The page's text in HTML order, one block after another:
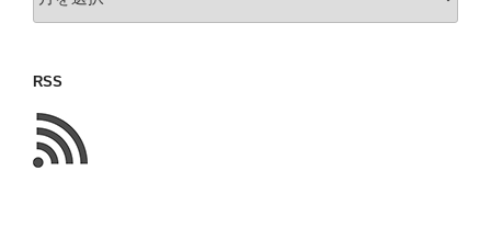
前
い
た
こ
と
RSS